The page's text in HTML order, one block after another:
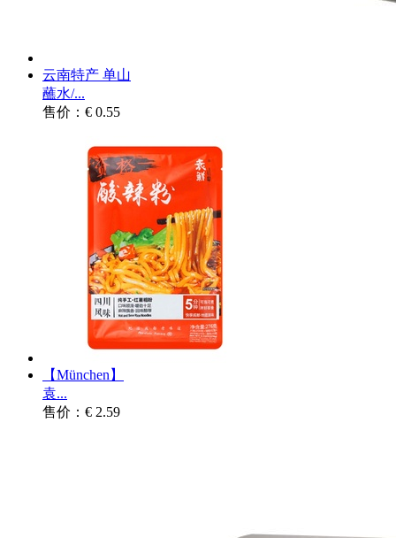
云南特产 单山
蘸水/...
售价：€ 0.55
【München】
袁...
售价：€ 2.59